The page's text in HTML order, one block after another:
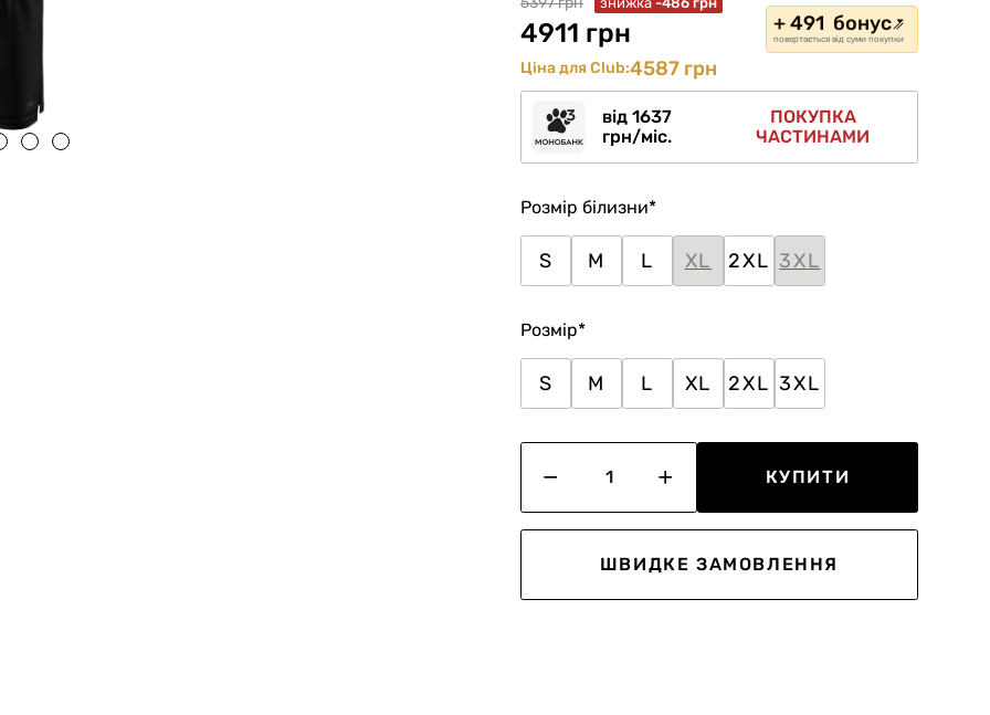
4911 грн + 491 бонус
повертається від суми покупки
Ціна для Club:4587 грн
від 1637
грн/міс.
ПОКУПКА
ЧАСТИНАМИ
Розмір білизни*
S M L XL 2XL 3XL
Розмір*
S M L XL 2XL 3XL
КУПИТИ
ШВИДКЕ ЗАМОВЛЕННЯ